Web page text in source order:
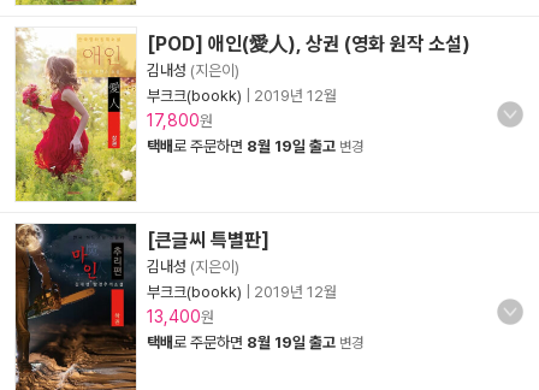
[POD] 애인(愛人), 상권 (영화 원작 소설)
김내성 (지은이)
부크크(bookk)
2019년 12월
17,800원
택배로 주문하면 8월 19일 출고 변경
[큰글씨 특별판]
김내성 (지은이)
부크크(bookk)
2019년 12월
13,400원
택배로 주문하면 8월 19일 출고 변경